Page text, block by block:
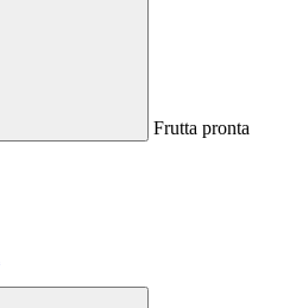
Frutta pronta